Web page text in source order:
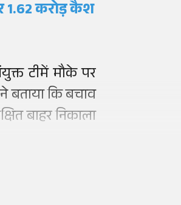
1.62 करोड़ कैश
टीमें मौके पर
बताया कि बचाव
बाहर निकाला